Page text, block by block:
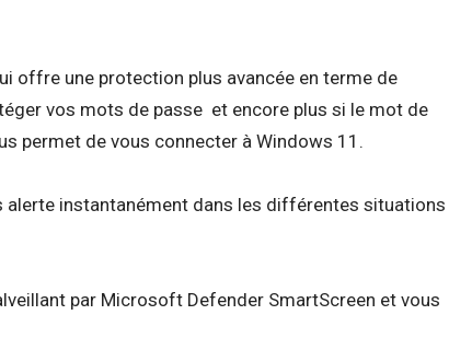
offre une protection plus avancée en terme de
vos mots de passe et encore plus si le mot de
permet de vous connecter à Windows 11.
alerte instantanément dans les différentes situations
par Microsoft Defender SmartScreen et vous